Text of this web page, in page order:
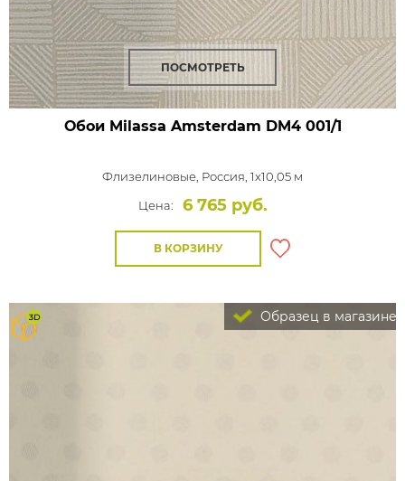
ПОСМОТРЕТЬ
Обои Milassa Amsterdam DM4 001/1
Флизелиновые, Россия, 1x10,05 м
Цена:
6 765 руб.
В КОРЗИНУ
Образец в магазине